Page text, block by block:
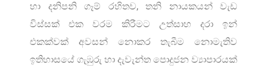
හා දනිපනි ගෑම් රහිතව, තනි නායකයන් වැඩ
විස්සක් එක වරම කිරීමට උත්සාහ දරා ඉන්
එකක්වක් අවසන් නොකර තැබීම නොමැතිව
ඉතිහාසයේ ගැඹුරු හා දැවැන්ත පොදුජන ව්‍යාපාරයක්